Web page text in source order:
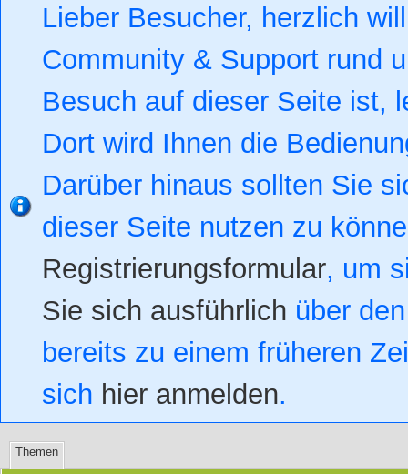
Lieber Besucher, herzlich
Community & Support rund
Besuch auf dieser Seite ist,
Dort wird Ihnen die
Darüber hinaus sollten Sie
dieser Seite nutzen zu
Registrierungsformular, um
Sie sich ausführlich über
bereits zu einem früheren
sich hier anmelden.
Themen